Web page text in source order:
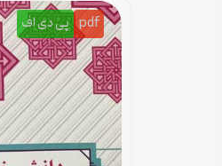
pdf پی دی اف